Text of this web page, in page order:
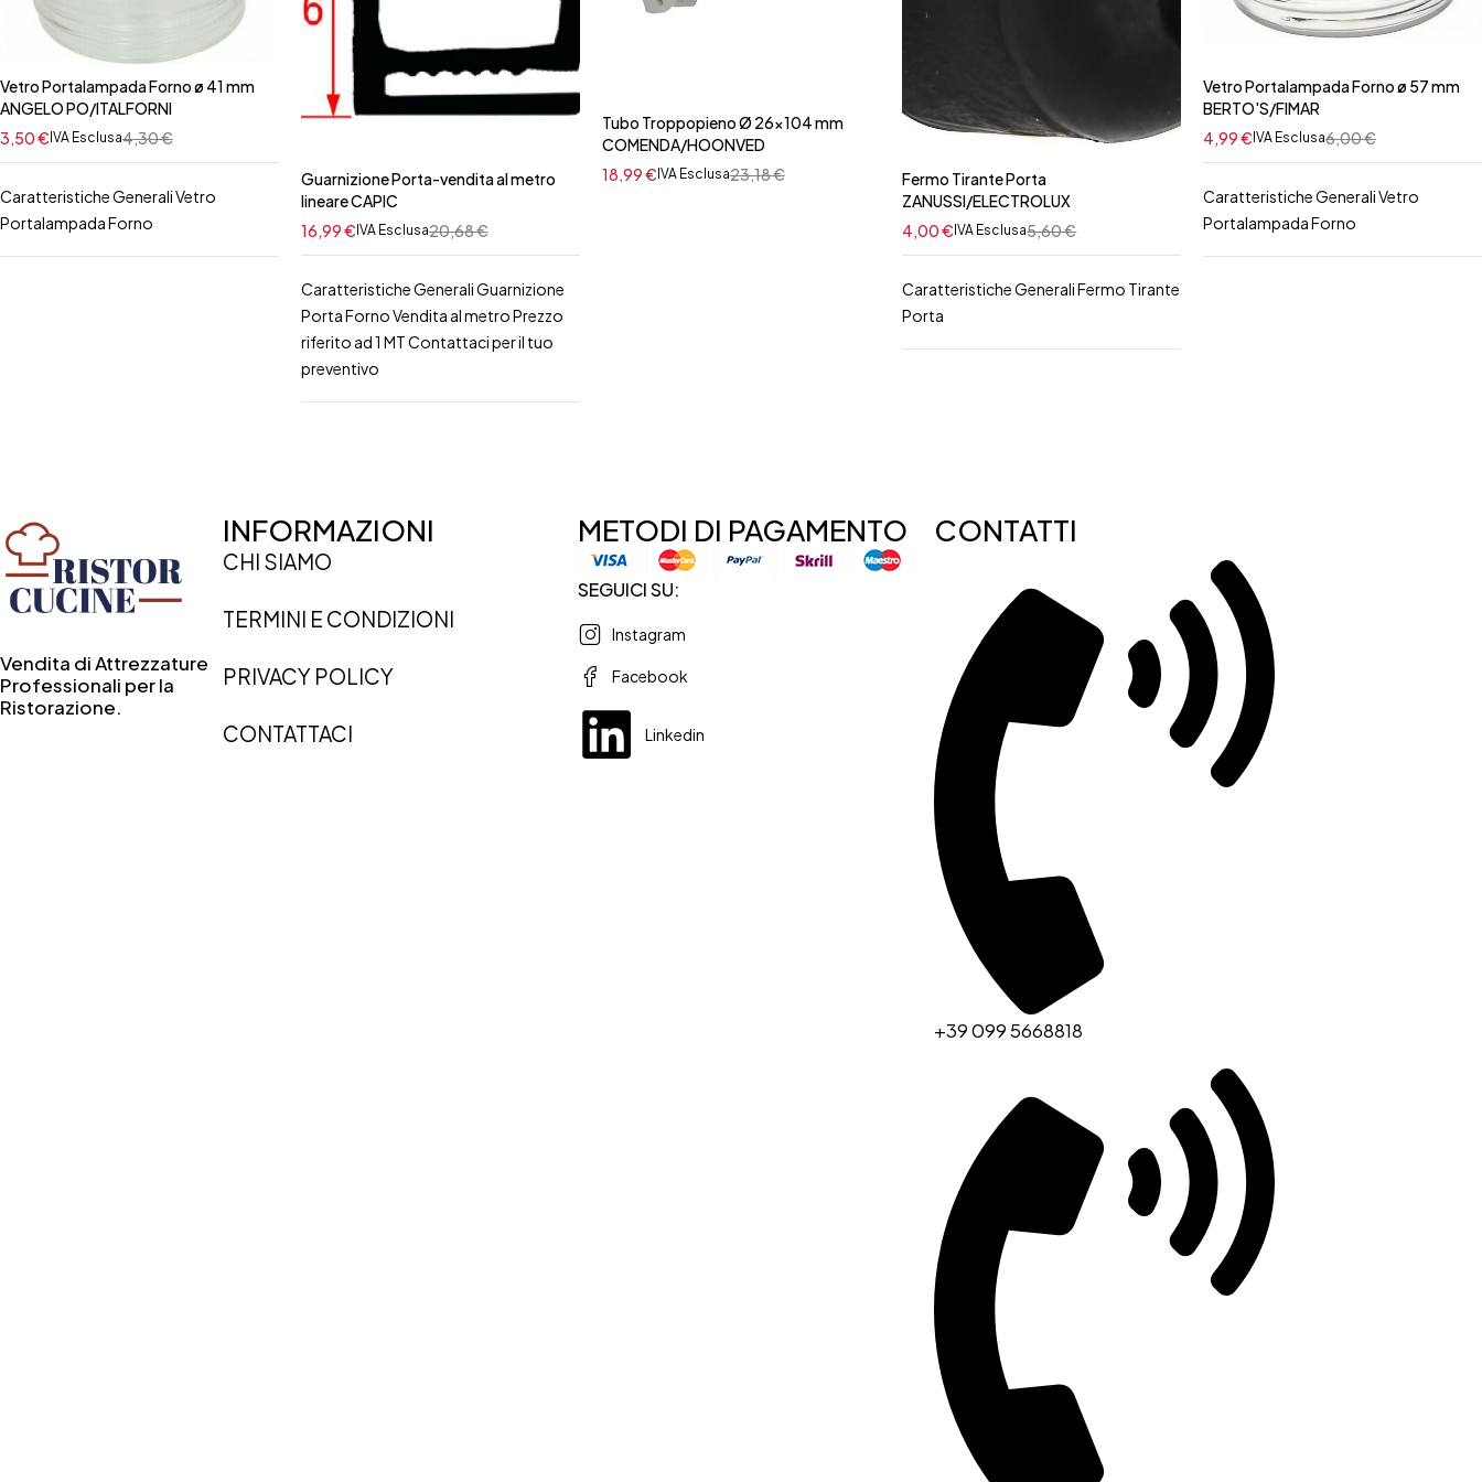
Vetro Portalampada Forno ø 41 mm
ANGELO PO/ITALFORNI
4,30€
3,50€ IVA Esclusa
Caratteristiche Generali Vetro
Portalampada Forno
Guarnizione Porta-vendita al metro
lineare CAPIC
20,68€
16,99€IVA Esclusa
Caratteristiche Generali Guarnizione
Porta Forno Vendita al metro Prezzo
riferito ad 1 MT Contattaci per il tuo
preventivo
Tubo Troppopieno Ø 26x104 mm
COMENDA/HOONVED
23,18€
18,99€IVA Esclusa
Fermo Tirante Porta
ZANUSSI/ELECTROLUX
5,60€
4,00€IVA Esclusa
Caratteristiche Generali Fermo Tirante
Porta
Vetro Portalampada Forno ø 57 mm
BERTO'S/FIMAR
6,00€
4,99€ IVA Esclusa
Caratteristiche Generali Vetro
Portalampada Forno
Vendita di Attrezzature
Professionali per la
Ristorazione.
INFORMAZIONI
CHI SIAMO
TERMINI E CONDIZIONI
PRIVACY POLICY
CONTATTACI
METODI DI PAGAMENTO
SEGUICI SU:
Instagram
Facebook
Linkedin
CONTATTI
+39 099 5668818